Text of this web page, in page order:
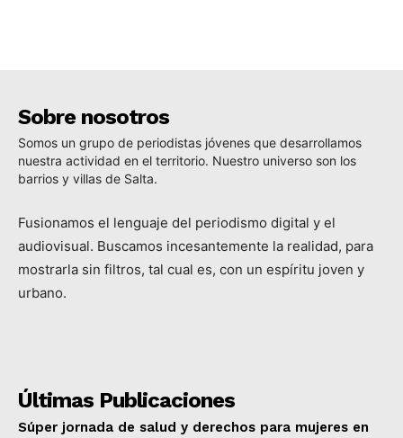
Sobre nosotros
Somos un grupo de periodistas jóvenes que desarrollamos
nuestra actividad en el territorio. Nuestro universo son los
barrios y villas de Salta.
Fusionamos el lenguaje del periodismo digital y el
audiovisual. Buscamos incesantemente la realidad, para
mostrarla sin filtros, tal cual es, con un espíritu joven y
urbano.
Últimas Publicaciones
Súper jornada de salud y derechos para mujeres en